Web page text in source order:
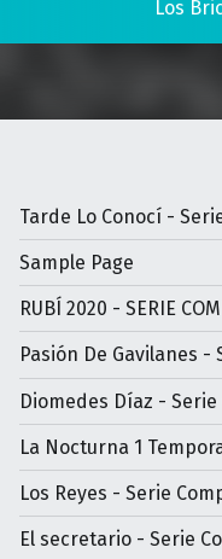
Los
Tarde Lo Conocí -
Sample Page
RUBÍ 2020 - SERIE
Pasión De Gavilanes -
Diomedes Díaz -
La Nocturna 1
Los Reyes - Serie
El secretario - Serie